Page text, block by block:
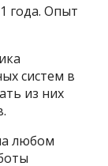
года. Опыт
систем в
из них
любом